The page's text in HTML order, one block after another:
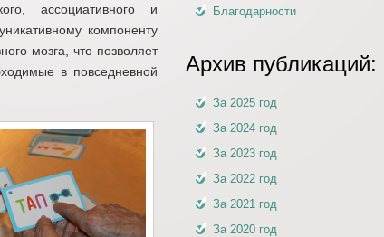
ассоциативного и
компоненту
мозга, что позволяет
в повседневной
Благодарности
Архив публикаций:
За 2025 год
За 2024 год
За 2023 год
За 2022 год
За 2021 год
За 2020 год